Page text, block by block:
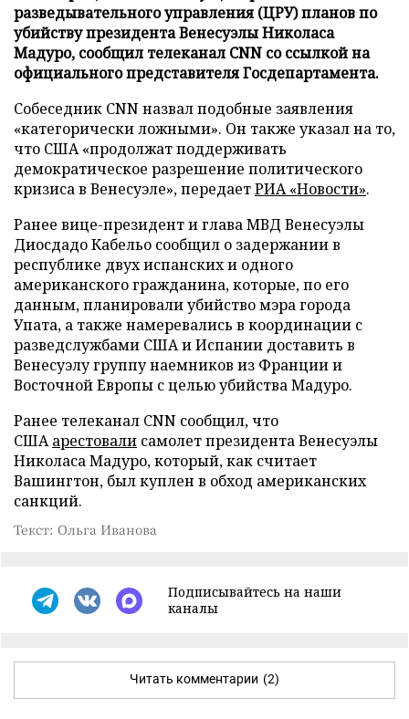
разведывательного управления (ЦРУ) планов по
убийству президента Венесуэлы Николаса
Мадуро, сообщил телеканал CNN со ссылкой на
официального представителя Госдепартамента.
Собеседник СNN назвал подобные заявления
«категорически ложными». Он также указал на то,
что США «продолжат поддерживать
демократическое разрешение политического
кризиса в Венесуэле», передаетРИА «Новости».
Ранее вице-президент и глава МВД Венесуэлы
Диосдадо Кабельо сообщил о задержании в
республике двух испанских и одного
американского гражданина, которые, по его
данным, планировали убийство мэра города
Упата, а также намеревались в координации с
разведслужбами США и Испании доставить в
Венесуэлу группу наемников из Франции и
Восточной Европы с целью убийства Мадуро.
Ранее телеканал CNN сообщил, что
СШАарестовали самолет президента Венесуэлы
Николаса Мадуро, который, как считает
Вашингтон, был куплен в обход американских
санкций.
Текст: Ольга Иванова
Подписывайтесь на наши
каналы
Читать комментарии (2)